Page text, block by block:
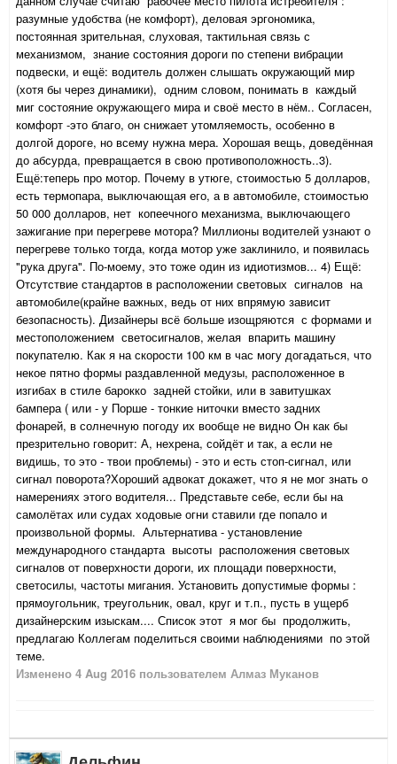
разумные удобства (не комфорт), деловая эргономика,
постоянная зрительная, слуховая, тактильная связь с
механизмом, знание состояния дороги по степени вибрации
подвески, и ещё: водитель должен слышать окружающий мир
(хотя бы через динамики), одним словом, понимать в каждый
миг состояние окружающего мира и своё место в нём.. Согласен,
комфорт -это благо, он снижает утомляемость, особенно в
долгой дороге, но всему нужна мера. Хорошая вещь, доведённая
до абсурда, превращается в свою противоположность..3).
Ещё:теперь про мотор. Почему в утюге, стоимостью 5 долларов,
есть термопара, выключающая его, а в автомобиле, стоимостью
50 000 долларов, нет копеечного механизма, выключающего
зажигание при перегреве мотора? Миллионы водителей узнают о
перегреве только тогда, когда мотор уже заклинило, и появилась
"рука друга". По-моему, это тоже один из идиотизмов... 4) Ещё:
Отсутствие стандартов в расположении световых сигналов на
автомобиле(крайне важных, ведь от них впрямую зависит
безопасность). Дизайнеры всё больше изощряются с формами и
местоположением светосигналов, желая впарить машину
покупателю. Как я на скорости 100 км в час могу догадаться, что
некое пятно формы раздавленной медузы, расположенное в
изгибах в стиле барокко задней стойки, или в завитушках
бампера ( или - у Порше - тонкие ниточки вместо задних
фонарей, в солнечную погоду их вообще не видно Он как бы
презрительно говорит: А, нехрена, сойдёт и так, а если не
видишь, то это - твои проблемы) - это и есть стоп-сигнал, или
сигнал поворота?Хороший адвокат докажет, что я не мог знать о
намерениях этого водителя... Представьте себе, если бы на
самолётах или судах ходовые огни ставили где попало и
произвольной формы. Альтернатива - установление
международного стандарта высоты расположения световых
сигналов от поверхности дороги, их площади поверхности,
светосилы, частоты мигания. Установить допустимые формы :
прямоугольник, треугольник, овал, круг и т.п., пусть в ущерб
дизайнерским изыскам.... Список этот я мог бы продолжить,
предлагаю Коллегам поделиться своими наблюдениями по этой
теме.
Изменено 4 Aug 2016 пользователем Алмаз Муканов